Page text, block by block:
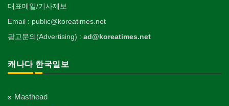
대표메일/기사제보
Email : public@koreatimes.net
광고문의(Advertising) : ad@koreatimes.net
캐나다 한국일보
Masthead